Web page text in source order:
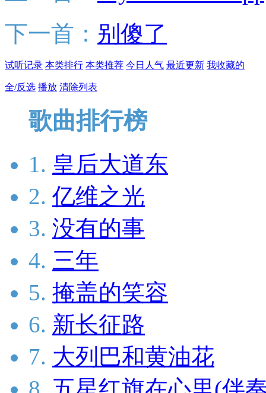
下一首： 别傻了
试听记录 本类排行 本类推荐 今日人气 最近更新 我收藏的
全/反选 播放 清除列表
歌曲排行榜
1. 皇后大道东
2. 亿维之光
3. 没有的事
4. 三年
5. 掩盖的笑容
6. 新长征路
7. 大列巴和黄油花